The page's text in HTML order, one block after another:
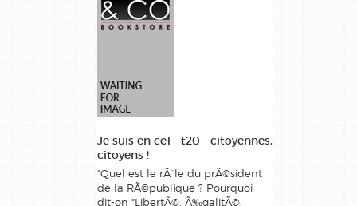
Je suis en ce1 - t20 - citoyennes,
citoyens !
"Quel est le rÃ´le du prÃ©sident
de la RÃ©publique ? Pourquoi
dit-on "LibertÃ©, Ã‰galitÃ©,